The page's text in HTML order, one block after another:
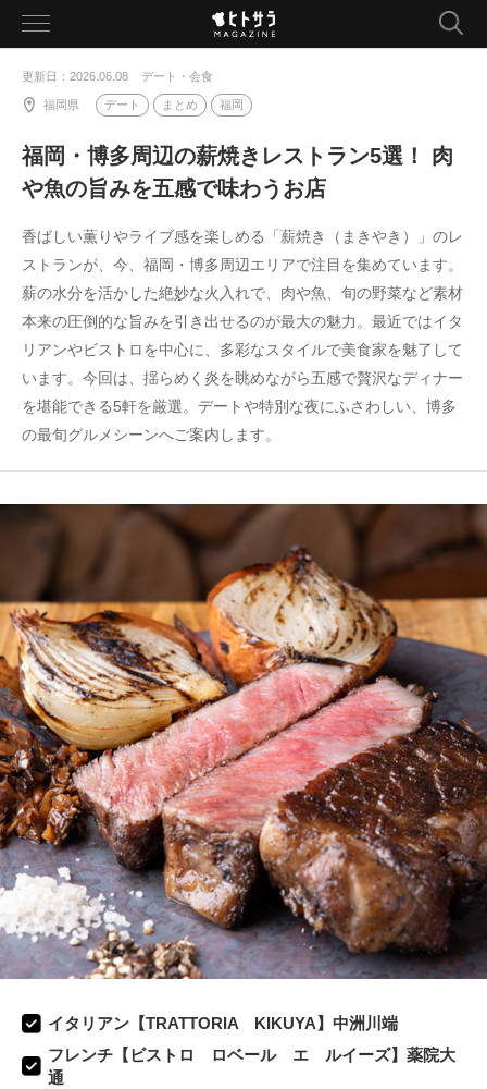
toggle
更新日：2026.06.08 デート・会食
福岡県 デート まとめ 福岡
福岡・博多周辺の薪焼きレストラン5選！ 肉
や魚の旨みを五感で味わうお店
香ばしい薫りやライブ感を楽しめる「薪焼き（まきやき）」のレ
ストランが、今、福岡・博多周辺エリアで注目を集めています。
薪の水分を活かした絶妙な火入れで、肉や魚、旬の野菜など素材
本来の圧倒的な旨みを引き出せるのが最大の魅力。最近ではイタ
リアンやビストロを中心に、多彩なスタイルで美食家を魅了して
います。今回は、揺らめく炎を眺めながら五感で贅沢なディナー
を堪能できる5軒を厳選。デートや特別な夜にふさわしい、博多
の最旬グルメシーンへご案内します。
イタリアン【TRATTORIA KIKUYA】中洲川端
フレンチ【ビストロ ロベール エ ルイーズ】薬院大
通